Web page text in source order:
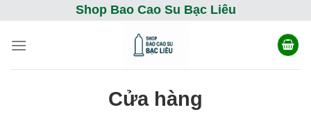
content
Shop Bao Cao Su Bạc Liêu
Cửa hàng